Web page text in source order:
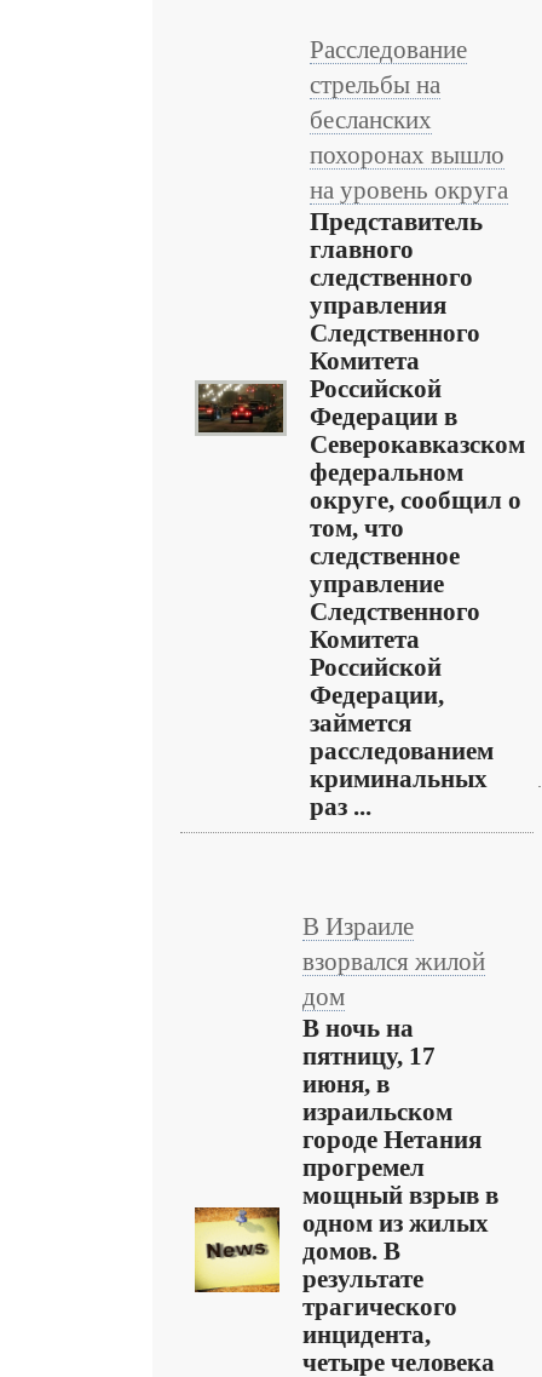
Расследование
стрельбы на
бесланских
похоронах вышло
на уровень округа
Представитель
главного
следственного
управления
Следственного
Комитета
Российской
Федерации в
Северокавказском
федеральном
округе, сообщил о
том, что
следственное
управление
Следственного
Комитета
Российской
Федерации,
займется
расследованием
криминальных
раз ...
В Израиле
взорвался жилой
дом
В ночь на
пятницу, 17
июня, в
израильском
городе Нетания
прогремел
мощный взрыв в
одном из жилых
домов. В
результате
трагического
инцидента,
четыре человека